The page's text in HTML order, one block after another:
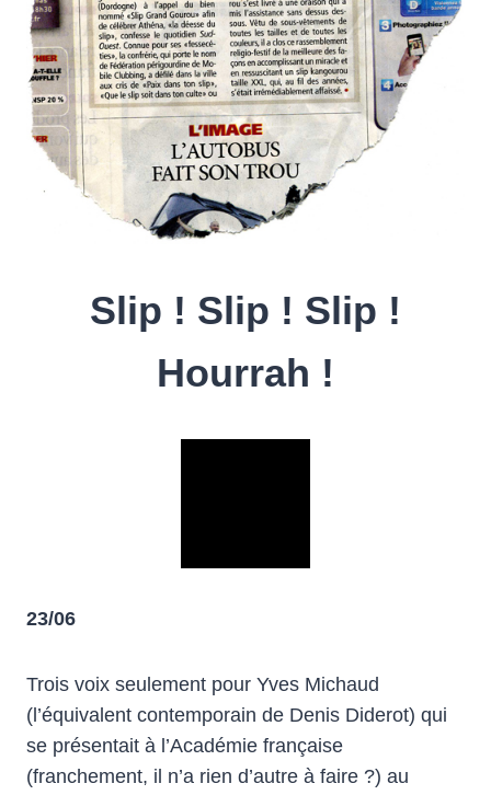
Slip ! Slip ! Slip !
Hourrah !
23/06
Trois voix seulement pour Yves Michaud
(l’équivalent contemporain de Denis Diderot) qui
se présentait à l’Académie française
(franchement, il n’a rien d’autre à faire ?) au